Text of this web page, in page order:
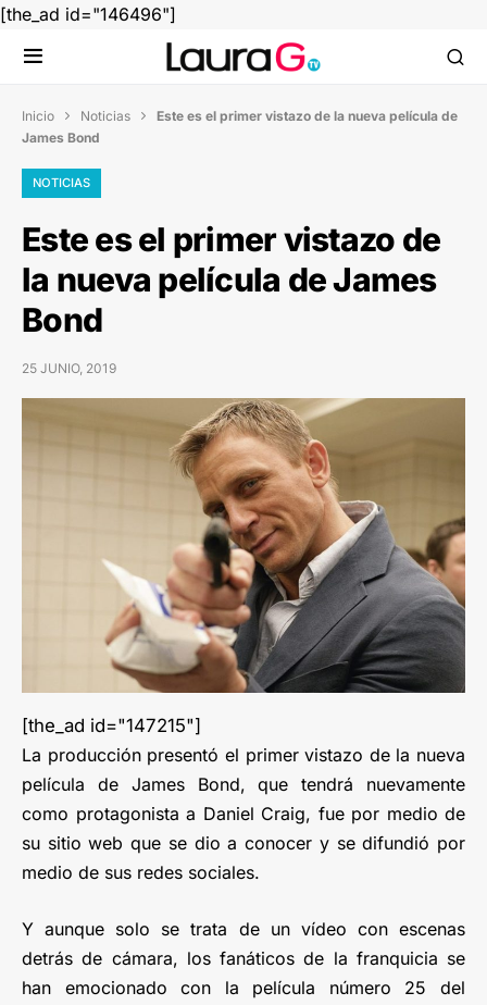
[the_ad id="146496"]
Inicio  Noticias  Este es el primer vistazo de la nueva película de
James Bond
NOTICIAS
Este es el primer vistazo de
la nueva película de James
Bond
25 JUNIO, 2019
[the_ad id="147215"]
La producción presentó el primer vistazo de la nueva
película de James Bond, que tendrá nuevamente
como protagonista a Daniel Craig, fue por medio de
su sitio web que se dio a conocer y se difundió por
medio de sus redes sociales.
Y aunque solo se trata de un vídeo con escenas
detrás de cámara, los fanáticos de la franquicia se
han emocionado con la película número 25 del